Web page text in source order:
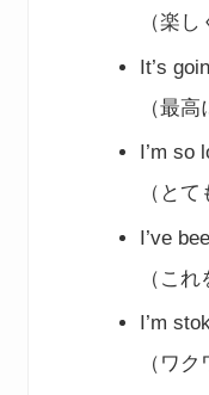
（楽
It’s
（最
I’m
（と
I’ve
（こ
I’m
（ワ